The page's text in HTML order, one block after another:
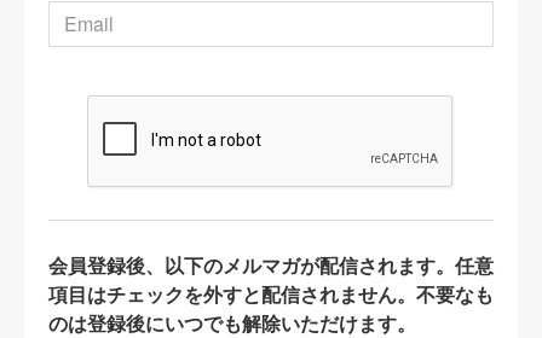
会員登録後、以下のメルマガが配信されます。任意
項目はチェックを外すと配信されません。不要なも
のは登録後にいつでも解除いただけます。